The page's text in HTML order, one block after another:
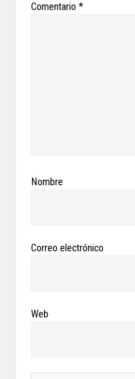
Comentario *
Nombre
Correo electrónico
Web